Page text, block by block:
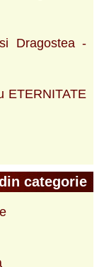
Dragostea -
ETERNITATE
categorie